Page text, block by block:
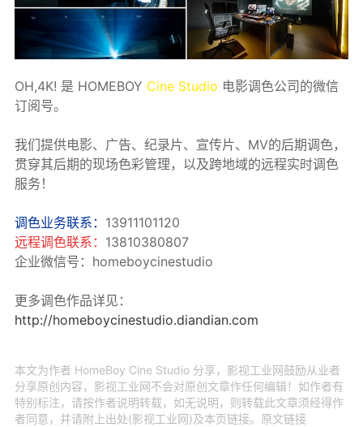
OH,4K! 是 HOMEBOY Cine Studio 电影调色公司的微信
订阅号。
我们提供电影、广告、纪录片、宣传片、MV的后期调色，
贯穿其后期的现场色彩管理，以及跨地域的远程实时调色
服务！
调色业务联系： 13911101120
远程调色联系： 13810380807
企业微信号：homeboycinestudio
更多调色作品详见：
http://homeboycinestudio.diandian.com
本文为作者 HomeBoy Cine Studio 分享，影视工业网鼓励从业者
分享原创内容，影视工业网不会对原创文章作任何编辑！如作者有
特别标注，请按作者说明转载，如无说明，则转载此文章须经得作
者同意，并请附上出处(影视工业网)及本页链接。原文链接